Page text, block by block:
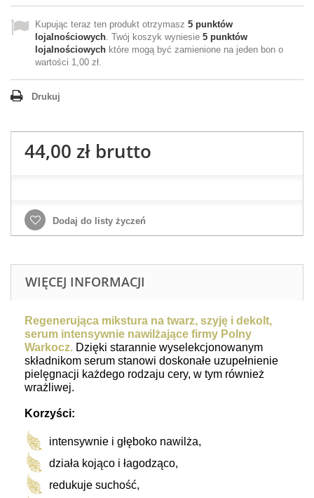
Kupując teraz ten produkt otrzymasz 5 punktów
lojalnościowych. Twój koszyk wyniesie 5 punktów
lojalnościowych które mogą być zamienione na jeden bon o
wartości 1,00 zł.
Drukuj
44,00 zł brutto
Dodaj do listy życzeń
WIĘCEJ INFORMACJI
Regenerująca mikstura na twarz, szyję i dekolt,
serum intensywnie nawilżające firmy Polny
Warkocz. Dzięki starannie wyselekcjonowanym
składnikom serum stanowi doskonałe uzupełnienie
pielęgnacji każdego rodzaju cery, w tym również
wrażliwej.
Korzyści:
intensywnie i głęboko nawilża,
działa kojąco i łagodząco,
redukuje suchość,